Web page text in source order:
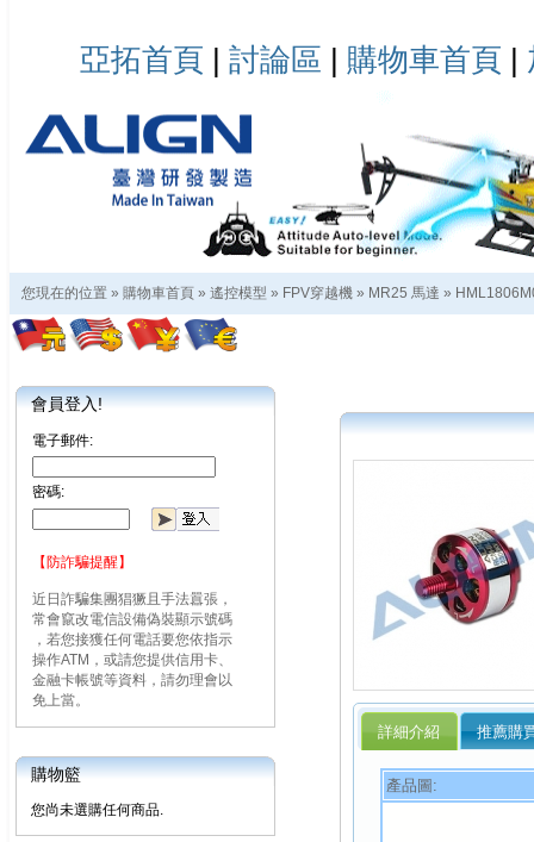
亞拓首頁 | 討論區 | 購物車首頁 |
您現在的位置 » 購物車首頁 » 遙控模型 » FPV穿越機 » MR25 馬達 »
會員登入!
電子郵件:
密碼:
【防詐騙提醒】
近日詐騙集團猖獗且手法囂張，
常會竄改電信設備偽裝顯示號碼
，若您接獲任何電話要您依指示
操作ATM，或請您提供信用卡、
金融卡帳號等資料，請勿理會以
免上當。
購物籃
您尚未選購任何商品.
詳細介紹 推薦購
產品圖: